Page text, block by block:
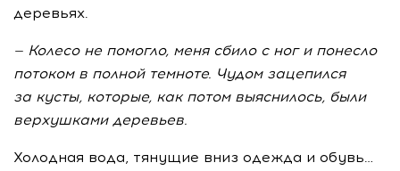
деревьях.
— Колесо не помогло, меня сбило с ног и понесло
потоком в полной темноте. Чудом зацепился
за кусты, которые, как потом выяснилось, были
верхушками деревьев.
Холодная вода, тянущие вниз одежда и обувь…